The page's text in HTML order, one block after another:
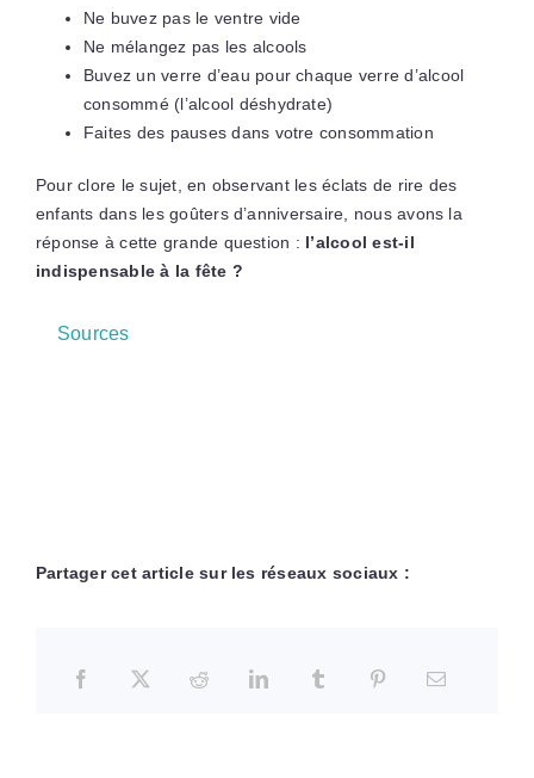
Ne buvez pas le ventre vide
Ne mélangez pas les alcools
Buvez un verre d’eau pour chaque verre d’alcool
consommé (l’alcool déshydrate)
Faites des pauses dans votre consommation
Pour clore le sujet, en observant les éclats de rire des
enfants dans les goûters d’anniversaire, nous avons la
réponse à cette grande question : l’alcool est-il
indispensable à la fête ?
Sources
Partager cet article sur les réseaux sociaux :